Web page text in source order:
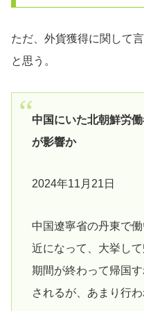
ただ、外貨獲得に関して
と思う。
中国にいた北朝鮮労
が影響か
2024年11月21日
中国遼寧省の丹東で
近になって、大挙し
期間が終わって帰国
されるが、あまり行